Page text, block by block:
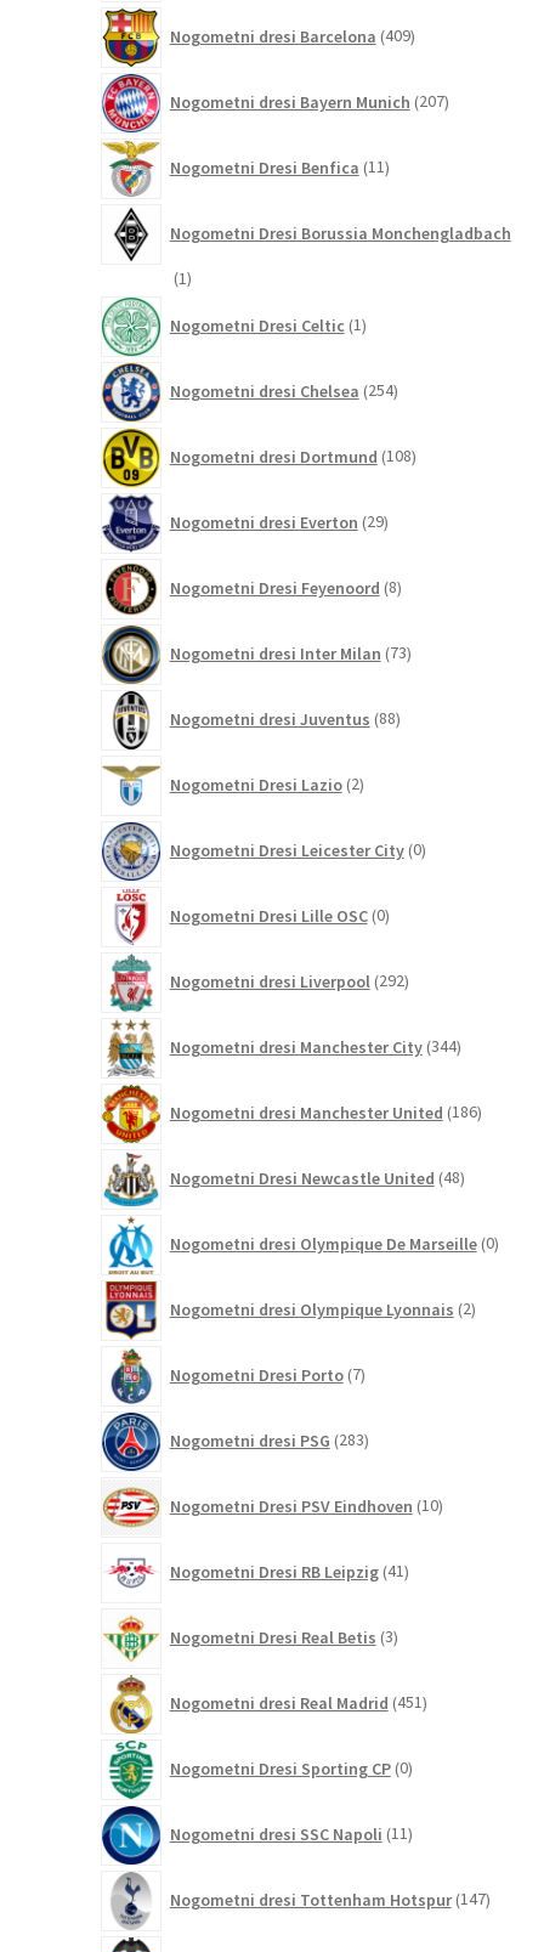
Nogometni dresi Barcelona 409izdelkov
Nogometni dresi Bayern Munich 207izdelkov
Nogometni Dresi Benfica 11izdelkov
Nogometni Dresi Borussia Monchengladbach
11
Nogometni Dresi Celtic 1izdelek
Nogometni dresi Chelsea 254izdelkov
Nogometni dresi Dortmund 108izdelkov
Nogometni dresi Everton 29izdelkov
Nogometni Dresi Feyenoord 8izdelkov
Nogometni dresi Inter Milan 73izdelkov
Nogometni dresi Juventus 88izdelkov
Nogometni Dresi Lazio 2izdelka
Nogometni Dresi Leicester City 0izdelkov
Nogometni Dresi Lille OSC 0izdelkov
Nogometni dresi Liverpool 292izdelkov
Nogometni dresi Manchester City 344izdelkov
Nogometni dresi Manchester United 186izdelkov
Nogometni Dresi Newcastle United 48izdelkov
Nogometni dresi Olympique De Marseille 0
Nogometni dresi Olympique Lyonnais 2izdelka
Nogometni Dresi Porto 7izdelkov
Nogometni dresi PSG 283izdelkov
Nogometni Dresi PSV Eindhoven 10izdelkov
Nogometni Dresi RB Leipzig 41izdelkov
Nogometni Dresi Real Betis 3izdelki
Nogometni dresi Real Madrid 451izdelkov
Nogometni Dresi Sporting CP 0izdelkov
Nogometni dresi SSC Napoli 11izdelkov
Nogometni dresi Tottenham Hotspur 147